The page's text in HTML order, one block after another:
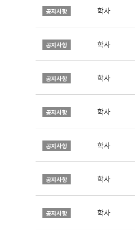
공지사항 학사
공지사항 학사
공지사항 학사
공지사항 학사
공지사항 학사
공지사항 학사
공지사항 학사